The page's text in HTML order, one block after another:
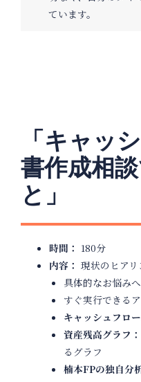
ています。
「キャッ
書作成相
と」
時間： 180分
内容： 現状のヒアリ
具体的なお悩み
すぐ実行できる
キャッシュフロー
資産残高グラフ：
るグラフ
楠本FPの独自分